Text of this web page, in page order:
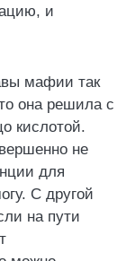
и
мафии так
она решила с
кислотой.
не
для
С другой
на пути